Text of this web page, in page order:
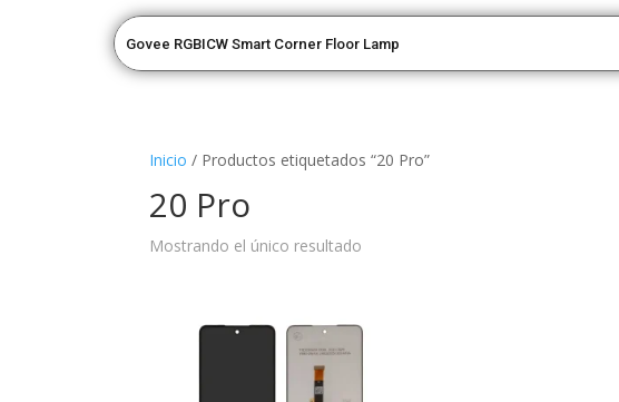
Inicio / Productos etiquetados “20 Pro”
20 Pro
Mostrando el único resultado